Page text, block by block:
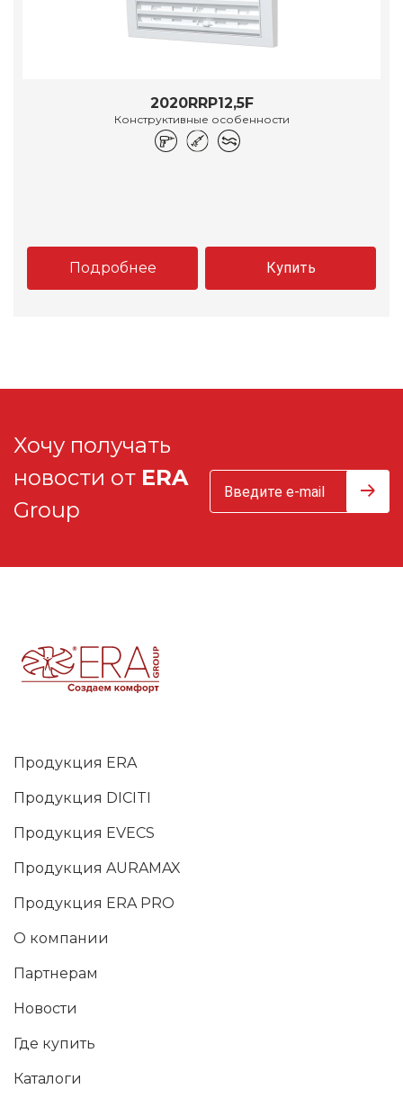
2020RRP12,5F
Конструктивные особенности
Подробнее Купить
Хочу получать
новости от ERA
Group
Продукция ERA
Продукция DICITI
Продукция EVECS
Продукция AURAMAX
Продукция ERA PRO
О компании
Партнерам
Новости
Где купить
Каталоги